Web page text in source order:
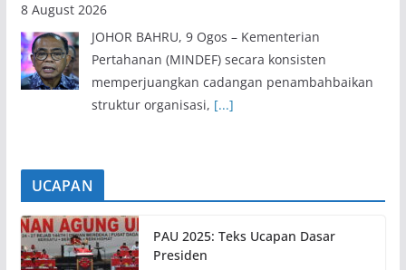
8 August 2026
JOHOR BAHRU, 9 Ogos – Kementerian
Pertahanan (MINDEF) secara konsisten
memperjuangkan cadangan penambahbaikan
struktur organisasi, [...]
UCAPAN
PAU 2025: Teks Ucapan Dasar
Presiden